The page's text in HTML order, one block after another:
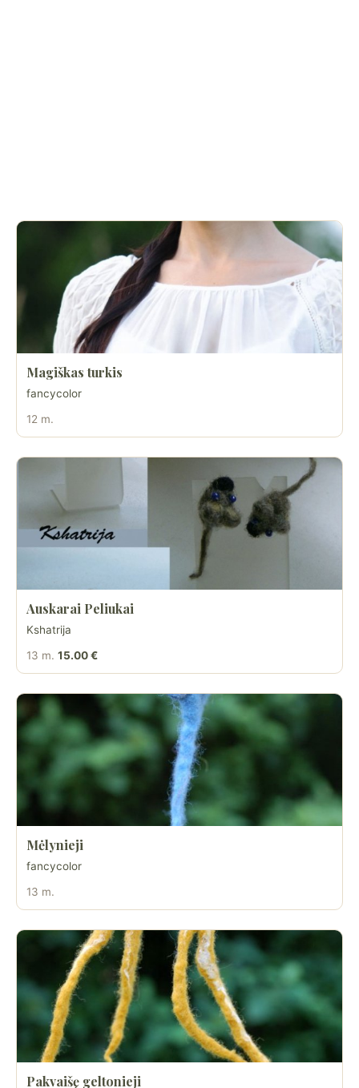
Magiškas turkis
fancycolor
12 m.
Auskarai Peliukai
Kshatrija
13 m. 15.00 €
Mėlynieji
fancycolor
13 m.
Pakvaišę geltonieji